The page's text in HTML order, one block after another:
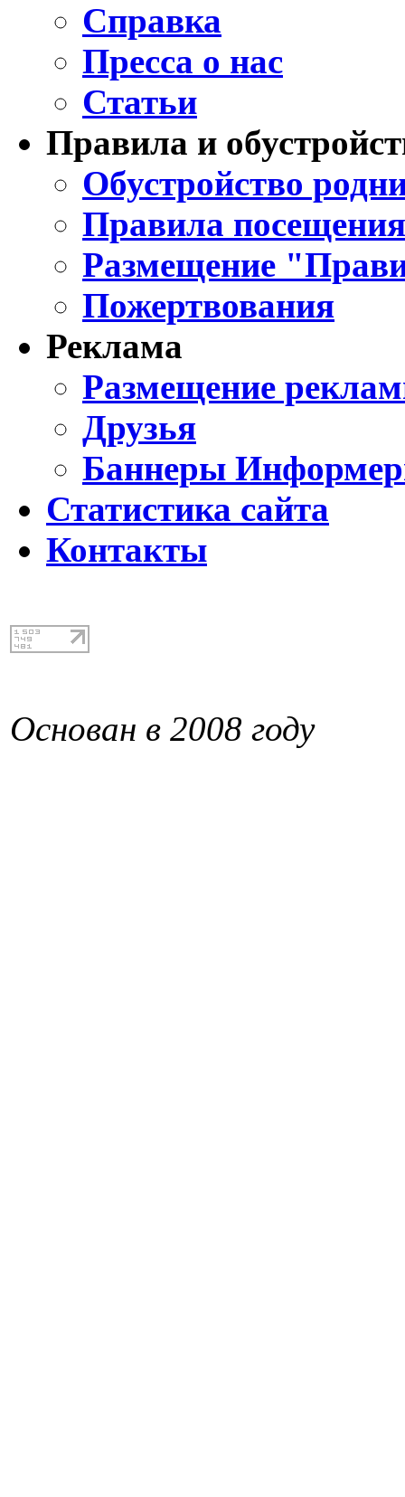
Справка
Пресса о нас
Статьи
Правила и
Обустройство
Правила
Размещение
Пожертвования
Реклама
Размещение
Друзья
Баннеры
Статистика сайта
Контакты
Основан в 2008 году